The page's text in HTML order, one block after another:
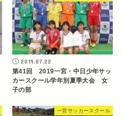
2019.07.22
第41回 2019一宮・中日少年サッ
カースクール学年別夏季大会 女
子の部
一宮サッカースクール